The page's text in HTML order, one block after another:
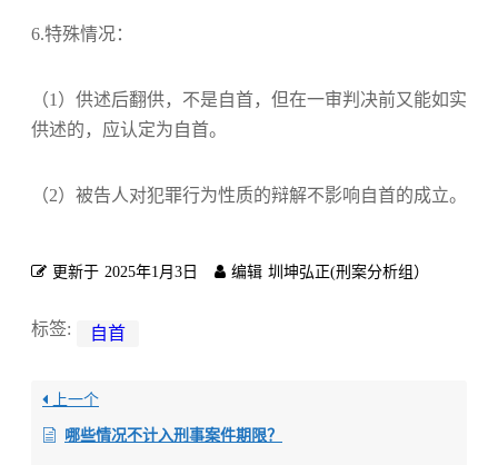
6.特殊情况：
（1）供述后翻供，不是自首，但在一审判决前又能如实
供述的，应认定为自首。
（2）被告人对犯罪行为性质的辩解不影响自首的成立。
更新于 2025年1月3日 编辑 圳坤弘正(刑案分析组）
标签: 自首
上一个
哪些情况不计入刑事案件期限？